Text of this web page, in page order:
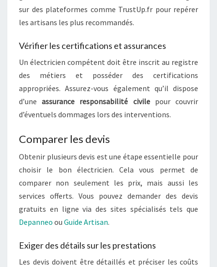
sur des plateformes comme TrustUp.fr pour repérer
les artisans les plus recommandés.
Vérifier les certifications et assurances
Un électricien compétent doit être inscrit au registre
des métiers et posséder des certifications
appropriées. Assurez-vous également qu’il dispose
d’uneassurance responsabilité civilepour couvrir
d’éventuels dommages lors des interventions.
Comparer les devis
Obtenir plusieurs devis est une étape essentielle pour
choisir le bon électricien. Cela vous permet de
comparer non seulement les prix, mais aussi les
services offerts. Vous pouvez demander des devis
gratuits en ligne via des sites spécialisés tels que
Depanneo ou Guide Artisan.
Exiger des détails sur les prestations
Les devis doivent être détaillés et préciser les coûts